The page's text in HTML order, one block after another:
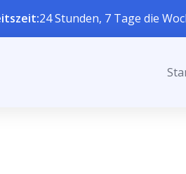
24 Stunden, 7 Tage die